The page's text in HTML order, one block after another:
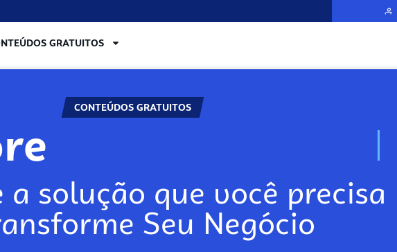
GRATUITOS
CONTEÚDOS GRATUITOS
N
a solução que você precisa
Seu Negócio